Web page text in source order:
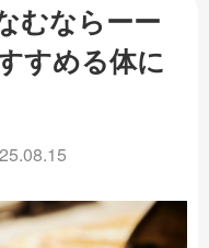
むならーー
すめる体に